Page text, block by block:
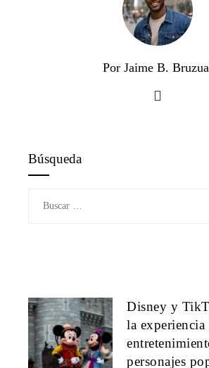
Por Jaime B.
Búsqueda
Disney y
la experiencia
personajes